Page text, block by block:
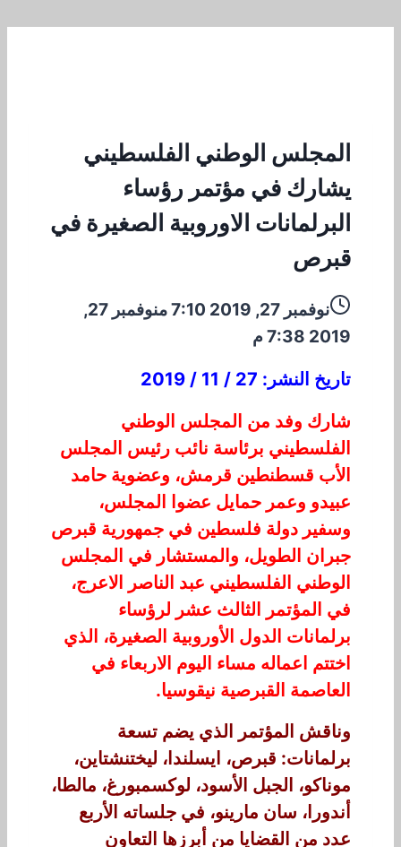
المجلس الوطني الفلسطيني
يشارك في مؤتمر رؤساء
البرلمانات الاوروبية الصغيرة في
قبرص
نوفمبر 27, 2019 7:10 م
نوفمبر 27,
2019 7:38 م
تاريخ النشر: 27 / 11 / 2019
شارك وفد من المجلس الوطني
الفلسطيني برئاسة نائب رئيس المجلس
الأب قسطنطين قرمش، وعضوية حامد
عبيدو وعمر حمايل عضوا المجلس،
وسفير دولة فلسطين في جمهورية قبرص
جبران الطويل، والمستشار في المجلس
الوطني الفلسطيني عبد الناصر الاعرج،
في المؤتمر الثالث عشر لرؤساء
برلمانات الدول الأوروبية الصغيرة، الذي
اختتم اعماله مساء اليوم الاربعاء في
العاصمة القبرصية نيقوسيا.
وناقش المؤتمر الذي يضم تسعة
برلمانات: قبرص، ايسلندا، ليختنشتاين،
موناكو، الجبل الأسود، لوكسمبورغ، مالطا،
أندورا، سان مارينو، في جلساته الأربع
عدد من القضايا من أبرزها التعاون